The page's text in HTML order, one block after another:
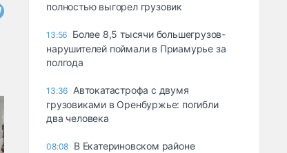
полностью выгорел грузовик
13:56 Более 8,5 тысячи большегрузов-
нарушителей поймали в Приамурье за
полгода
13:36 Автокатастрофа с двумя
грузовиками в Оренбуржье: погибли
два человека
08:08 В Екатериновском районе